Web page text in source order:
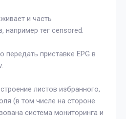
и часть
например тег censored.
передать приставке EPG в
листов избранного,
(в том числе на стороне
система мониторинга и